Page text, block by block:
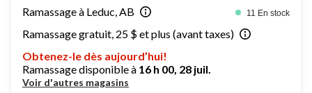
Ramassage à Leduc, AB 11 En stock
Ramassage gratuit, 25 $ et plus (avant taxes)
Obtenez-le dès aujourd’hui!
Ramassage disponible à 16 h 00, 28 juil.
Voir d'autres magasins